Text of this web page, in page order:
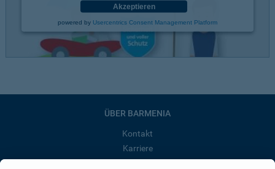
Akzeptieren
powered by Usercentrics Consent Management Platform
ÜBER BARMENIA
Kontakt
Karriere